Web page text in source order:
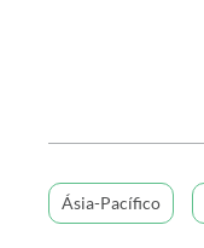
Ásia-Pacífico